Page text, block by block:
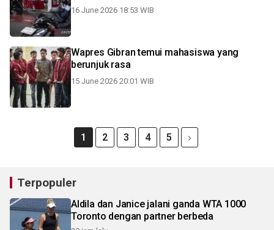
16 June 2026 18:53 WIB
Wapres Gibran temui mahasiswa yang
berunjuk rasa
15 June 2026 20:01 WIB
1 2 3 4 5
Terpopuler
Aldila dan Janice jalani ganda WTA 1000
Toronto dengan partner berbeda